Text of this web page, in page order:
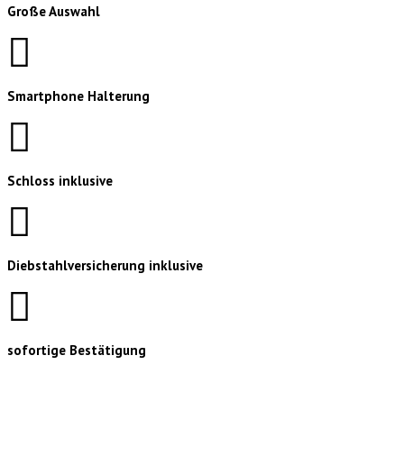
Große Auswahl
Smartphone Halterung
Schloss inklusive
Diebstahlversicherung inklusive
sofortige Bestätigung